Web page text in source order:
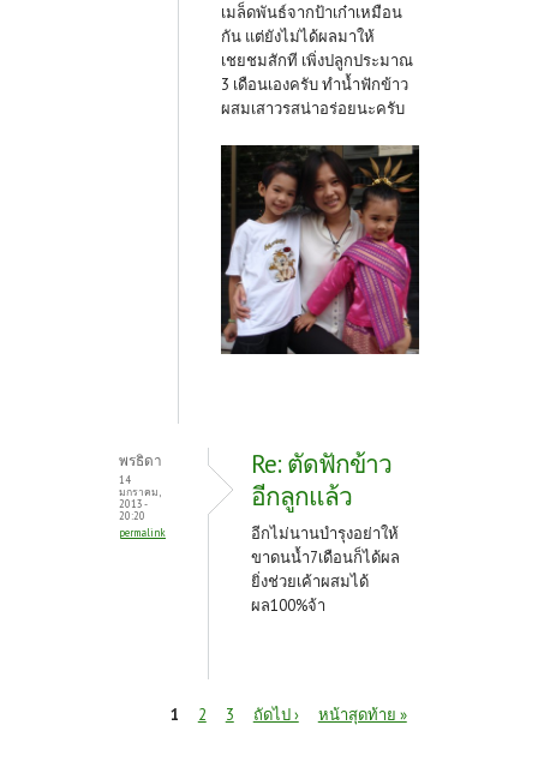
เมล็ดพันธ์จากป้าเก๋าเหมือน
กัน แต่ยังไม่ได้ผลมาให้
เชยชมสักที เพิ่งปลูกประมาณ
3 เดือนเองครับ ทำน้ำฟักข้าว
ผสมเสาวรสน่าอร่อยนะครับ
พรธิดา
14
มกราคม,
2013 -
20:20
permalink
Re: ตัดฟักข้าว
อีกลูกแล้ว
อีกไม่นานบำรุงอย่าให้
ขาดนน้ำ7เดือนก็ได้ผล
ยิ่งช่วยเค้าผสมได้
ผล100%จ้า
1 2 3 ถัดไป › หน้าสุดท้าย »